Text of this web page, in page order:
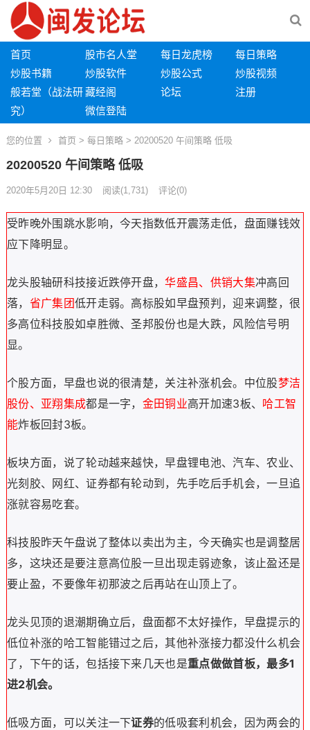
首页 股市名人堂 每日龙虎榜
每日策略
炒股书籍
炒股软件 炒股公式
炒股视频
般若堂（战法研
究）
藏经阁 论坛
注册
微信登陆
您的位置 首页 > 每日策略 > 20200520 午间策略 低吸
20200520 午间策略 低吸
2020年5月20日 12:30 阅读(1,731) 评论(0)
受昨晚外围跳水影响，今天指数低开震荡走低，盘面赚钱效
应下降明显。
龙头股轴研科技接近跌停开盘，华盛昌、供销大集冲高回
落， 省广集团低开走弱。高标股如早盘预判，迎来调整，很
多高位科技股如卓胜微、圣邦股份也是大跌，风险信号明
显。
个股方面，早盘也说的很清楚，关注补涨机会。中位股梦洁
股份、亚翔集成都是一字， 金田铜业高开加速3板、 哈工智
能炸板回封3板。
板块方面，说了轮动越来越快，早盘锂电池、汽车、农业、
光刻胶、网红、证券都有轮动到，先手吃后手机会，一旦追
涨就容易吃套。
科技股昨天午盘说了整体以卖出为主，今天确实也是调整居
多，这块还是要注意高位股一旦出现走弱迹象，该止盈还是
要止盈，不要像年初那波之后再站在山顶上了。
龙头见顶的退潮期确立后，盘面都不太好操作，早盘提示的
低位补涨的哈工智能错过之后，其他补涨接力都没什么机会
了，下午的话，包括接下来几天也是重点做做首板，最多1
进2机会。
低吸方面，可以关注一下证券的低吸套利机会，因为两会的